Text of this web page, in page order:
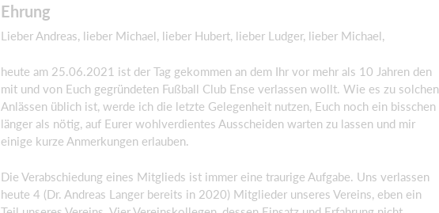
Ehrung
Lieber Andreas, lieber Michael, lieber Hubert, lieber Ludger, lieber Michael,
heute am 25.06.2021 ist der Tag gekommen an dem Ihr vor mehr als 10 Jahren den
mit und von Euch gegründeten Fußball Club Ense verlassen wollt. Wie es zu solchen
Anlässen üblich ist, werde ich die letzte Gelegenheit nutzen, Euch noch ein bisschen
länger als nötig, auf Eurer wohlverdientes Ausscheiden warten zu lassen und mir
einige kurze Anmerkungen erlauben.
Die Verabschiedung eines Mitglieds ist immer eine traurige Aufgabe. Uns verlassen
heute 4 (Dr. Andreas Langer bereits in 2020) Mitglieder unseres Vereins, eben ein